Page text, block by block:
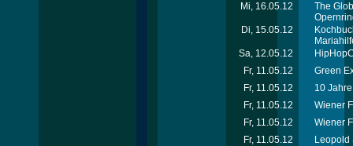
Mi, 16.05.12
The
Di, 15.05.12
Sa, 12.05.12
Fr, 11.05.12
Green
Fr, 11.05.12
10
Fr, 11.05.12
Wiener
Fr, 11.05.12
Wiener
Fr, 11.05.12
Leopold